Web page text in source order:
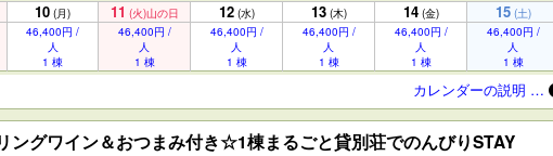
10 (月) 11 (火)山の日 12 (水) 13 (木) 14 (金) 15 (土)
46,400円 /
人
1 棟
46,400円 /
人
1 棟
46,400円 /
人
1 棟
46,400円 /
人
1 棟
46,400円 /
人
1 棟
46,400円 /
人
1 棟
カレンダーの説明 …
ングワイン＆おつまみ付き☆1棟まるごと貸別荘でのんびりSTAY